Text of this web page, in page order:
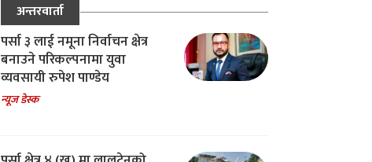
अन्तरवार्ता
पर्सा ३ लाई नमूना निर्वाचन क्षेत्र
बनाउने परिकल्पनामा युवा
व्यवसायी रुपेश पाण्डेय
न्यूज डेस्क